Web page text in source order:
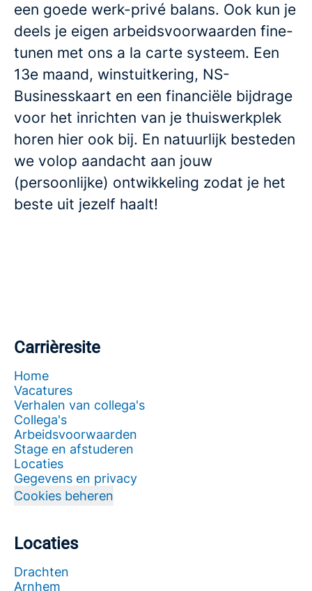
een goede werk-privé balans. Ook kun je
deels je eigen arbeidsvoorwaarden fine-
tunen met ons a la carte systeem. Een
13e maand, winstuitkering, NS-
Businesskaart en een financiële bijdrage
voor het inrichten van je thuiswerkplek
horen hier ook bij. En natuurlijk besteden
we volop aandacht aan jouw
(persoonlijke) ontwikkeling zodat je het
beste uit jezelf haalt!
Carrièresite
Home
Vacatures
Verhalen van collega's
Collega's
Arbeidsvoorwaarden
Stage en afstuderen
Locaties
Gegevens en privacy
Cookies beheren
Locaties
Drachten
Arnhem